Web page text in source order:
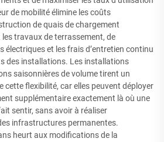
de mobilité élimine les coûts
de quais de chargement
travaux de terrassement, de
électriques et les frais d’entretien continu
des installations. Les installations
saisonnières de volume tirent un
cette flexibilité, car elles peuvent déployer
supplémentaire exactement là où une
sentir, sans avoir à réaliser
infrastructures permanentes.
heurt aux modifications de la